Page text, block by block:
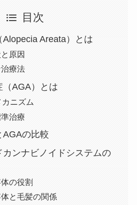
目次
Alopecia Areata）とは
原因
療法
（AGA）とは
ニズム
治療
AGAの比較
カンナビノイドシステムの
の役割
と毛髪の関係